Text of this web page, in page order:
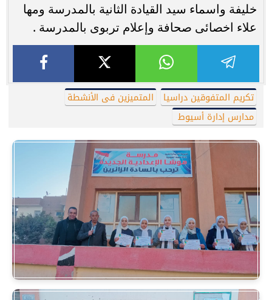
خليفة واسماء سيد القيادة الثانية بالمدرسة ومها
علاء اخصائى صحافة وإعلام تربوى بالمدرسة .
تكريم المتفوقين دراسيا
المتميزين فى الأنشطة
مدارس إدارة أسيوط